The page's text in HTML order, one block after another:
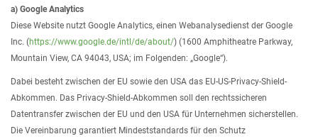
a) Google Analytics
Diese Website nutzt Google Analytics, einen Webanalysedienst der Google
Inc. (https://www.google.de/intl/de/about/) (1600 Amphitheatre Parkway,
Mountain View, CA 94043, USA; im Folgenden: „Google“).
Dabei besteht zwischen der EU sowie den USA das EU-US-Privacy-Shield-
Abkommen. Das Privacy-Shield-Abkommen soll den rechtssicheren
Datentransfer zwischen der EU und den USA für Unternehmen sicherstellen.
Die Vereinbarung garantiert Mindeststandards für den Schutz